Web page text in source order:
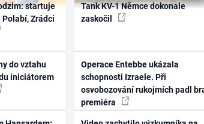
startuje
Zrádci
do vztahu
iniciátorem
Tank KV-1 Němce dokonale
zaskočil
Operace Entebbe ukázala
schopnosti Izraele. Při
osvobozování rukojmích padl
premiéra